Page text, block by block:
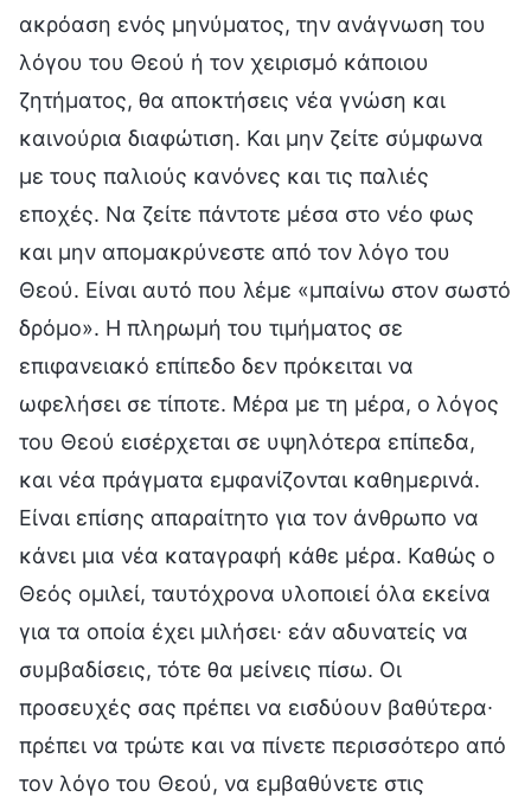
ακρόαση ενός μηνύματος, την ανάγνωση του
λόγου του Θεού ή τον χειρισμό κάποιου
ζητήματος, θα αποκτήσεις νέα γνώση και
καινούρια διαφώτιση. Και μην ζείτε σύμφωνα
με τους παλιούς κανόνες και τις παλιές
εποχές. Να ζείτε πάντοτε μέσα στο νέο φως
και μην απομακρύνεστε από τον λόγο του
Θεού. Είναι αυτό που λέμε «μπαίνω στον σωστό
δρόμο». Η πληρωμή του τιμήματος σε
επιφανειακό επίπεδο δεν πρόκειται να
ωφελήσει σε τίποτε. Μέρα με τη μέρα, ο λόγος
του Θεού εισέρχεται σε υψηλότερα επίπεδα,
και νέα πράγματα εμφανίζονται καθημερινά.
Είναι επίσης απαραίτητο για τον άνθρωπο να
κάνει μια νέα καταγραφή κάθε μέρα. Καθώς ο
Θεός ομιλεί, ταυτόχρονα υλοποιεί όλα εκείνα
για τα οποία έχει μιλήσει∙ εάν αδυνατείς να
συμβαδίσεις, τότε θα μείνεις πίσω. Οι
προσευχές σας πρέπει να εισδύουν βαθύτερα∙
πρέπει να τρώτε και να πίνετε περισσότερο από
τον λόγο του Θεού, να εμβαθύνετε στις